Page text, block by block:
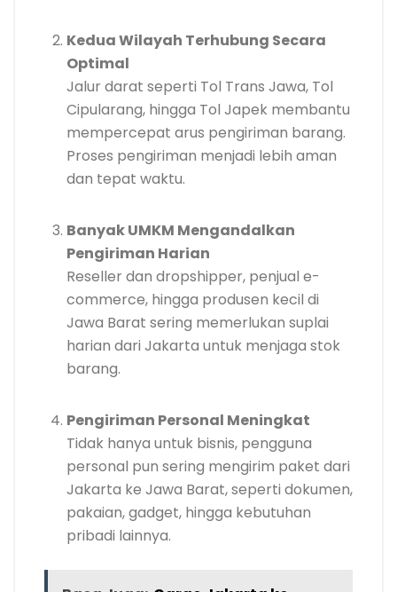
Kedua Wilayah Terhubung Secara
Optimal
Jalur darat seperti Tol Trans Jawa, Tol
Cipularang, hingga Tol Japek membantu
mempercepat arus pengiriman barang.
Proses pengiriman menjadi lebih aman
dan tepat waktu.
Banyak UMKM Mengandalkan
Pengiriman Harian
Reseller dan dropshipper, penjual e-
commerce, hingga produsen kecil di
Jawa Barat sering memerlukan suplai
harian dari Jakarta untuk menjaga stok
barang.
Pengiriman Personal Meningkat
Tidak hanya untuk bisnis, pengguna
personal pun sering mengirim paket dari
Jakarta ke Jawa Barat, seperti dokumen,
pakaian, gadget, hingga kebutuhan
pribadi lainnya.